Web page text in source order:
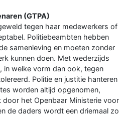
(GTPA)
tegen haar medewerkers of
Politiebeambten hebben
samenleving en moeten zonder
kunnen doen. Met wederzijds
in welke vorm dan ook, tegen
Politie en justitie hanteren
worden altijd opgenomen,
het Openbaar Ministerie voor
de daders wordt een driemaal zo